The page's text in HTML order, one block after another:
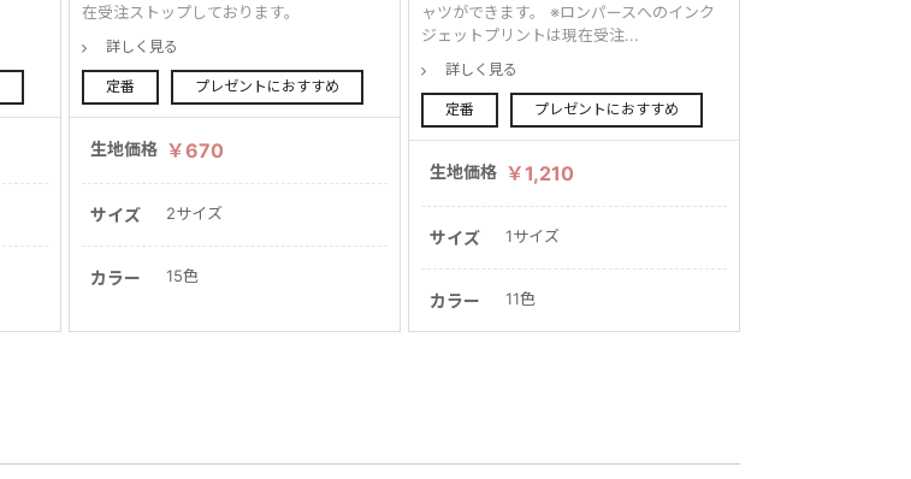
在受注ストップしております。
詳しく見る
定番 プレゼントにおすすめ
生地価格 ￥670
サイズ 2サイズ
カラー 15色
ャツができます。 ※ロンパースへのインク
ジェットプリントは現在受注...
詳しく見る
定番 プレゼントにおすすめ
生地価格 ￥1,210
サイズ 1サイズ
カラー 11色